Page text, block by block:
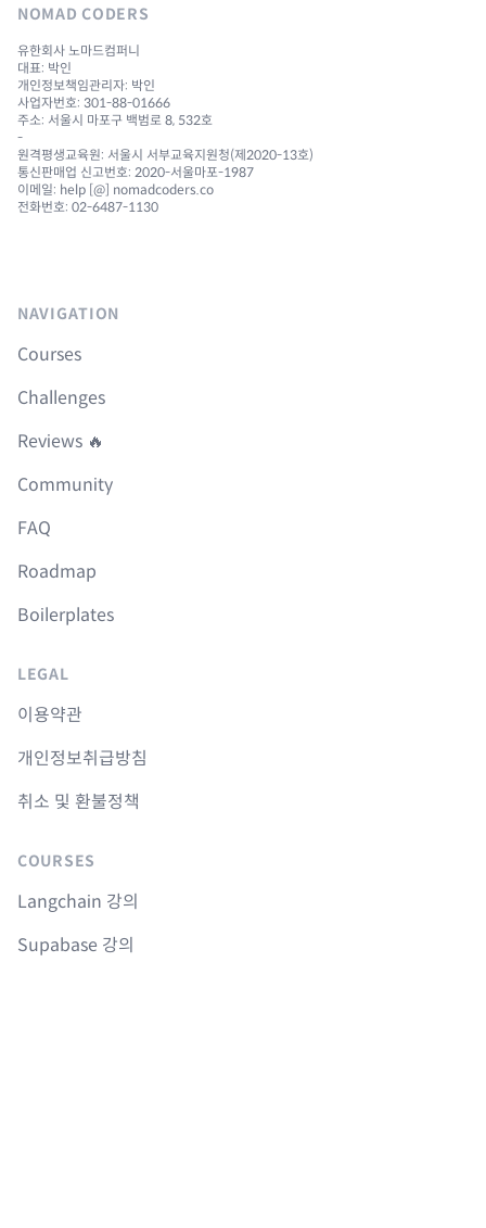
NOMAD CODERS
유한회사 노마드컴퍼니
대표: 박인
개인정보책임관리자: 박인
사업자번호: 301-88-01666
주소: 서울시 마포구 백범로 8, 532호
-
원격평생교육원: 서울시 서부교육지원청(제2020-13호)
통신판매업 신고번호: 2020-서울마포-1987
이메일: help [@] nomadcoders.co
전화번호: 02-6487-1130
NAVIGATION
Courses
Challenges
Reviews 🔥
Community
FAQ
Roadmap
Boilerplates
LEGAL
이용약관
개인정보취급방침
취소 및 환불정책
COURSES
Langchain 강의
Supabase 강의